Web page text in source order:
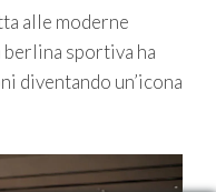
alle moderne
sportiva ha
diventando un’icona